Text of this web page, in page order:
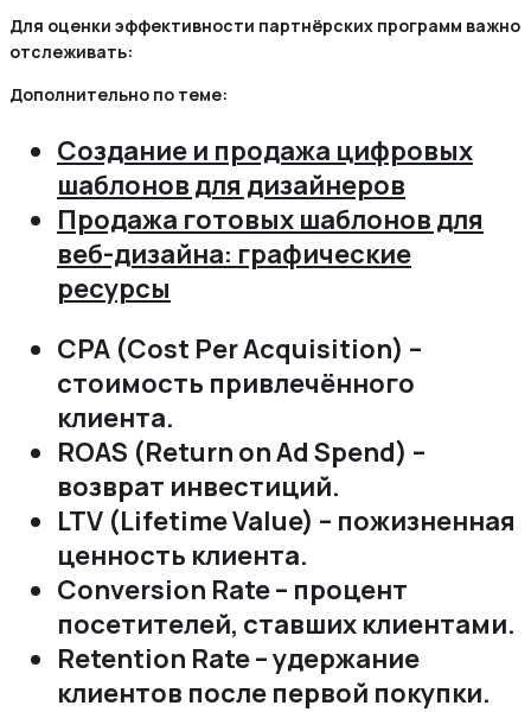
Для оценки эффективности партнёрских программ важно
отслеживать:
Дополнительно по теме:
Создание и продажа цифровых
шаблонов для дизайнеров
Продажа готовых шаблонов для
веб-дизайна: графические
ресурсы
CPA (Cost Per Acquisition) –
стоимость привлечённого
клиента.
ROAS (Return on Ad Spend) –
возврат инвестиций.
LTV (Lifetime Value) – пожизненная
ценность клиента.
Conversion Rate – процент
посетителей‚ ставших клиентами.
Retention Rate – удержание
клиентов после первой покупки.